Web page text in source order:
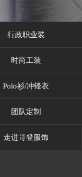
行政职业装
时尚工装
Polo衫/冲锋衣
团队定制
走进哥登服饰